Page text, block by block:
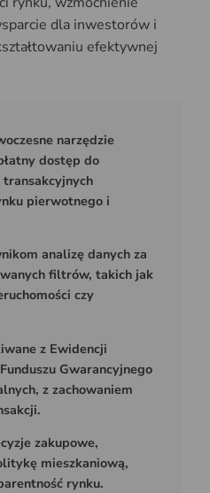
dla inwestorów i
efektywnej
narzędzie
dostęp do
pierwotnego i
analizę danych za
filtrów, takich jak
czy
z Ewidencji
Gwarancyjnego
z zachowaniem
zakupowe,
mieszkaniową,
rynku.